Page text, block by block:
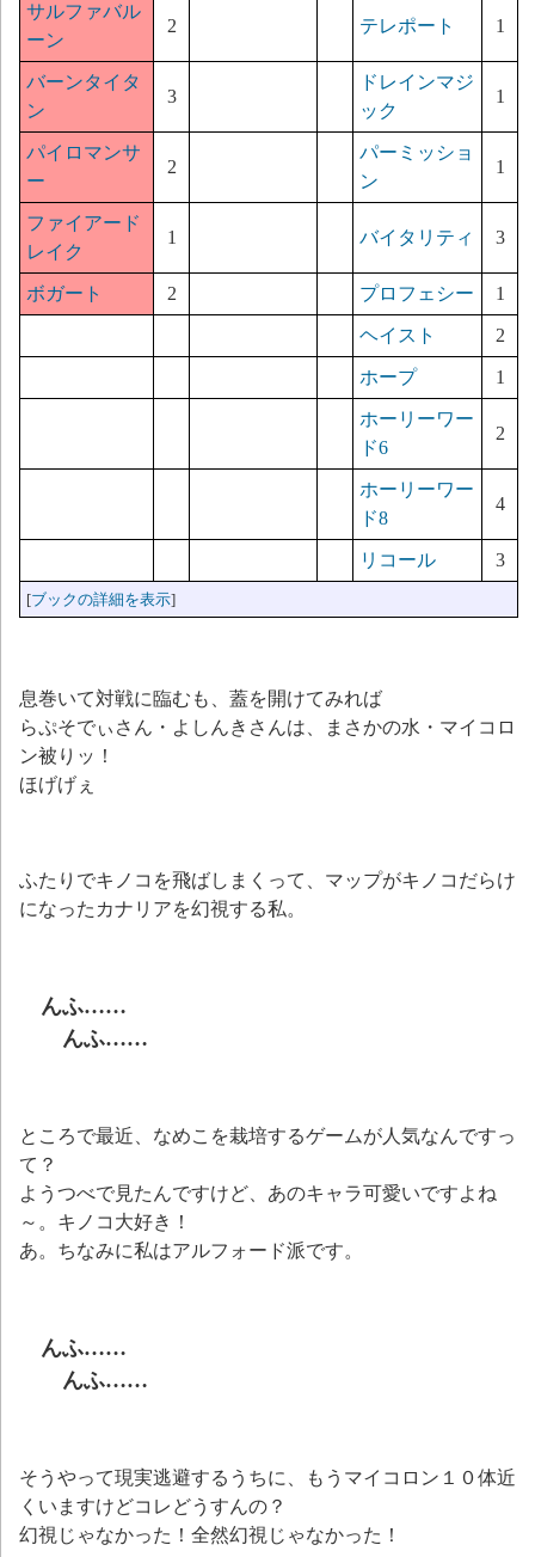
サルファバル
ーン
2 テレポート 1
バーンタイタ
ン
3
ドレインマジ
ック
1
パイロマンサ
ー
2
パーミッショ
ン
1
ファイアード
レイク
1 バイタリティ 3
ボガート 2 プロフェシー 1
ヘイスト 2
ホープ 1
ホーリーワー
ド6
2
ホーリーワー
ド8
4
リコール 3
[ブックの詳細を表示]
息巻いて対戦に臨むも、蓋を開けてみれば
らぷそでぃさん・よしんきさんは、まさかの水・マイコロ
ン被りッ！
ほげげぇ
ふたりでキノコを飛ばしまくって、マップがキノコだらけ
になったカナリアを幻視する私。
んふ……
んふ……
ところで最近、なめこを栽培するゲームが人気なんですっ
て？
ようつべで見たんですけど、あのキャラ可愛いですよね
～。キノコ大好き！
あ。ちなみに私はアルフォード派です。
んふ……
んふ……
そうやって現実逃避するうちに、もうマイコロン１０体近
くいますけどコレどうすんの？
幻視じゃなかった！全然幻視じゃなかった！